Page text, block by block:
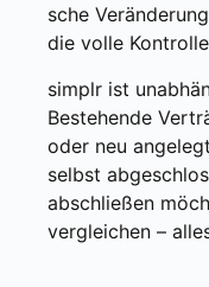
sche
die vol­le
sim­plr ist
Bestehen­de
oder neu
selbst
abschlie­ßen
ver­glei­chen –